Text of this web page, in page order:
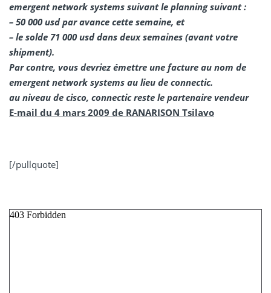
emergent network systems suivant le planning suivant :
– 50 000 usd par avance cette semaine, et
– le solde 71 000 usd dans deux semaines (avant votre
shipment).
Par contre, vous devriez émettre une facture au nom de
emergent network systems au lieu de connectic.
au niveau de cisco, connectic reste le partenaire vendeur
E-mail du 4 mars 2009 de RANARISON Tsilavo
[/pullquote]